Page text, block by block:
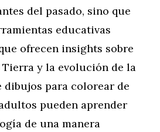
del pasado, sino que
educativas
ofrecen insights sobre
y la evolución de la
dibujos para colorear de
pueden aprender
de una manera